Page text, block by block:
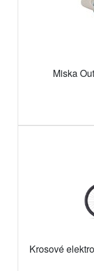
Miska
Krosové